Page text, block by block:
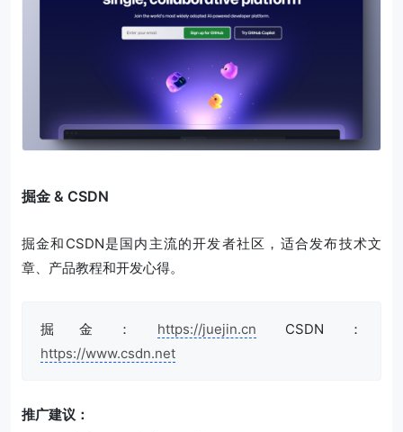
掘金 & CSDN
掘金和CSDN是国内主流的开发者社区，适合发布技术文
章、产品教程和开发心得。
掘金： https://juejin.cn
CSDN：
https://www.csdn.net
推广建议：